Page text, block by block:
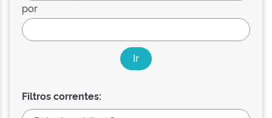
por
Filtros correntes: